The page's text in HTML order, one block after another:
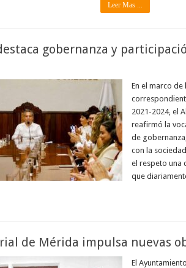
Leer Mas ...
gobernanza y
En el marco
2021-2024, el
reafirmó la
de
con la
el respeto una
que
de Mérida impulsa nuevas
El